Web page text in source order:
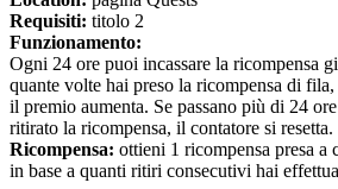
Requisiti: titolo 2
Funzionamento:
Ogni 24 ore puoi incassare la ricompensa
quante volte hai preso la ricompensa di fila,
il premio aumenta. Se passano più di 24
ritirato la ricompensa, il contatore si resetta.
Ricompensa: ottieni 1 ricompensa presa a
in base a quanti ritiri consecutivi hai